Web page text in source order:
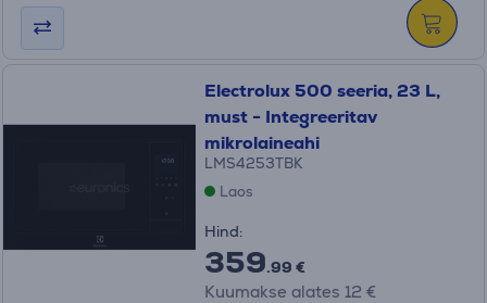
Electrolux 500 seeria, 23 L,
must - Integreeritav
mikrolaineahi
LMS4253TBK
Laos
Hind:
359.99 €
Kuumakse alates 12 €